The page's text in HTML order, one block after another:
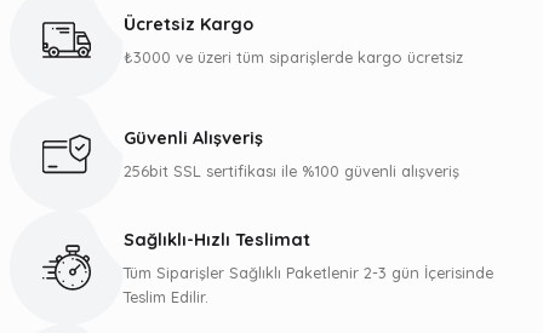
Görüş ve önerileriniz için teşekkür ederiz.
Ürün bilgilerinde hatalar bulunuyor.
Ücretsiz Kargo
₺3000 ve üzeri tüm siparişlerde kargo ücretsiz
Güvenli Alışveriş
256bit SSL sertifikası ile %100 güvenli alışveriş
Sağlıklı-Hızlı Teslimat
Tüm Siparişler Sağlıklı Paketlenir 2-3 gün İçerisinde
Teslim Edilir.